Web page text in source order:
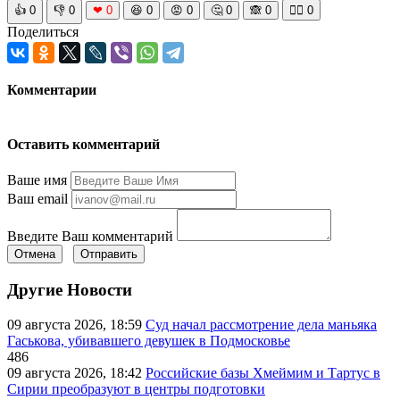
👍 0 👎 0 ❤ 0 😆 0 😡 0 🤔 0 🙈 0 🧘‍♀️ 0
Поделиться
Комментарии
Оставить комментарий
Ваше имя
Ваш email
Введите Ваш комментарий
Отмена Отправить
Другие Новости
09 августа 2026, 18:59 Суд начал рассмотрение дела маньяка
Гаськова, убивавшего девушек в Подмосковье
486
09 августа 2026, 18:42 Российские базы Хмеймим и Тартус в
Сирии преобразуют в центры подготовки